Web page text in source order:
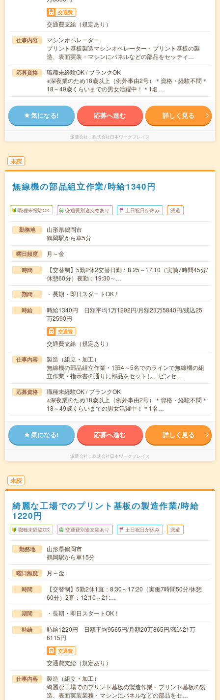
交通費
交通費支給（規定あり）
仕事内容
マシンオペレーター
プリント基板製造マシンオペレーター・プリント基板の製
造、表面実装・マシンにパネルなどの部品をセッティ…
応募資格
職種未経験OK / ブランクOK
※深夜業のため18歳以上（例外事由2号）＊資格・経験不問＊
18～49歳くらいまでの男女活躍中！＊1名…
気になる! 応募へ進む 詳しく見る
派遣会社 株式会社日本ワークプレイス
未読
無線機の部品組立作業/時給1340円
職種未経験OK 交通費別途支給あり 土日祝日が休み 派遣
勤務地
山形県鶴岡市
鶴岡駅から車5分
曜日頻度 月～金
時間
【交替制】5勤2休2交替日勤：8:25～17:10（実働7時間45分/
休憩60分）夜勤：19:30～…
期間 ・長期・即日スタートOK！
時給
時給1340円 日額平均1万1292円/月額23万5840円/残込25
万2590円
交通費
交通費支給（規定あり）
仕事内容
製造（組立・加工）
無線機の部品組立作業・1班4～5名でのラインで無線機の組
立作業・指示書の通りに部品をセットし、ピンセ…
応募資格
職種未経験OK / ブランクOK
※深夜業のため18歳以上（例外事由2号）＊資格・経験不問＊
18～49歳くらいまでの男女活躍中！＊1名…
気になる! 応募へ進む 詳しく見る
派遣会社 株式会社日本ワークプレイス
未読
綺麗な工場でのプリント基板の製造作業/時給
1220円
職種未経験OK 交通費別途支給あり 土日祝日が休み 派遣
勤務地
山形県鶴岡市
鶴岡駅から車15分
曜日頻度 月～金
時間
【交替制】5勤2休1直：8:30～17:20（実働7時間50分/休憩
60分）2直：12:10～21:…
期間 ・長期・即日スタートOK！
時給
時給1220円 日額平均9565円/月額20万865円/残込21万
6115円
交通費
交通費支給（規定あり）
仕事内容
製造（組立・加工）
綺麗な工場でのプリント基板の製造作業・プリント基板の製
造、表面実装業務・マシンにパネルなどの部品をセ…